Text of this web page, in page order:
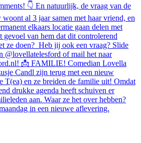
👇 En natuurlijk, de vraag van de
al 3 jaar samen met haar vriend, en
elkaars locatie gaan delen met
van hem dat dit controlerend
ze doen? Heb jij ook een vraag? Slide
@lovellatelesford of mail het naar
📩 FAMILIE! Comedian Lovella
Candl zijn terug met een nieuw
T(ea) en ze breiden de familie uit! Omdat
drukke agenda heeft schuiven er
aan. Waar ze het over hebben?
in een nieuwe aflevering.